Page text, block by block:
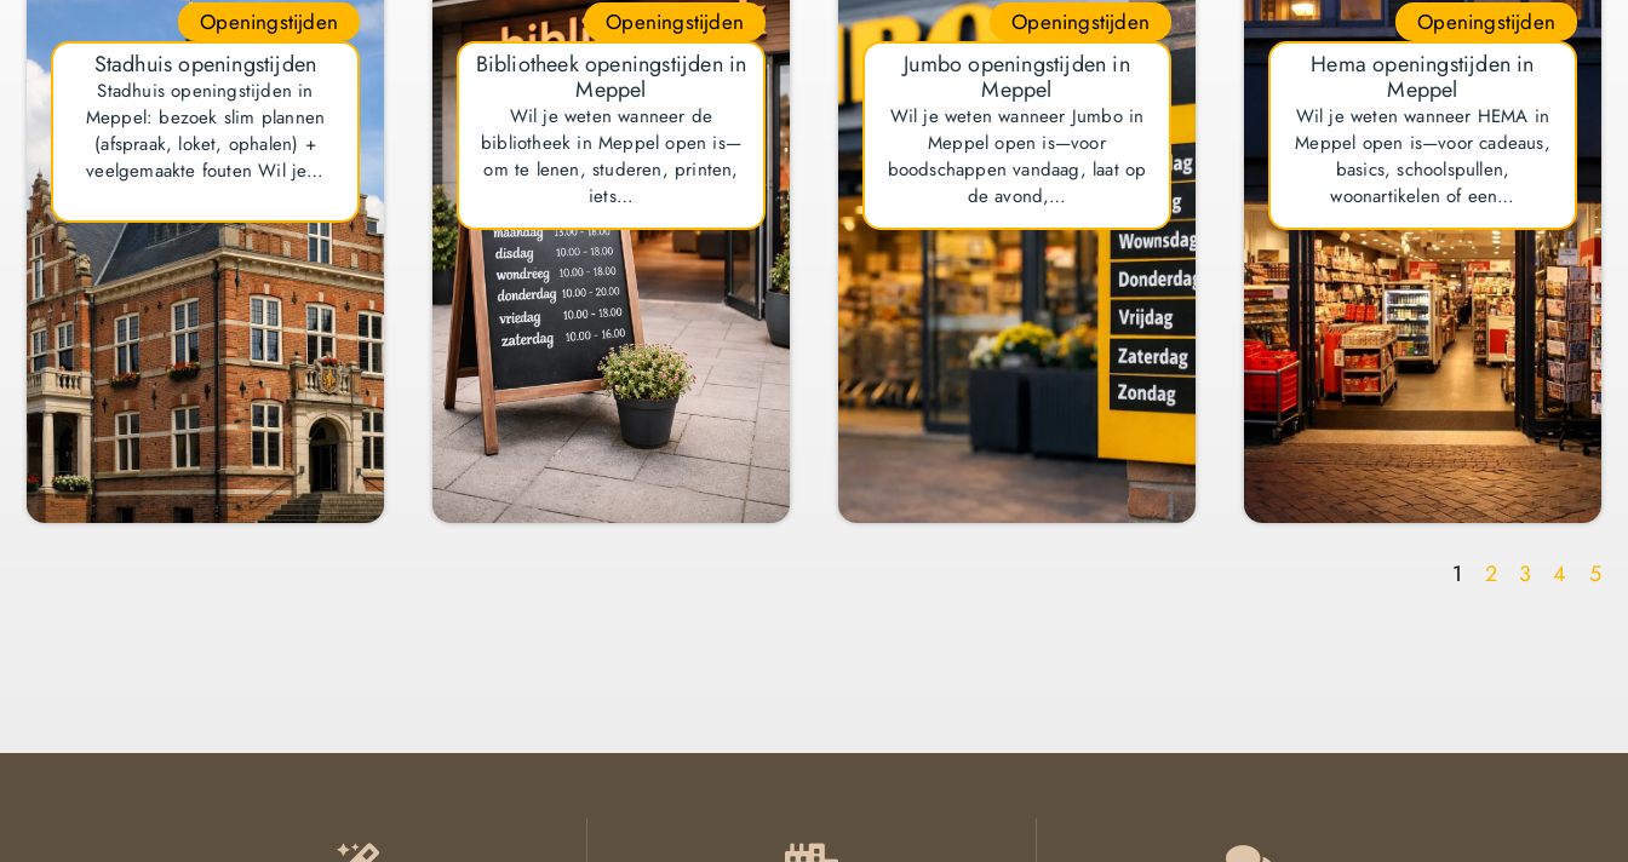
Openingstijden
Stadhuis openingstijden
Stadhuis openingstijden in
Meppel: bezoek slim plannen
(afspraak, loket, ophalen) +
veelgemaakte fouten Wil je…
Openingstijden
Bibliotheek openingstijden in
Meppel
Wil je weten wanneer de
bibliotheek in Meppel open is—
om te lenen, studeren, printen,
iets…
Openingstijden
Jumbo openingstijden in
Meppel
Wil je weten wanneer Jumbo in
Meppel open is—voor
boodschappen vandaag, laat op
de avond,…
Openingstijden
Hema openingstijden in
Meppel
Wil je weten wanneer HEMA in
Meppel open is—voor cadeaus,
basics, schoolspullen,
woonartikelen of een…
1 2 3 4 5